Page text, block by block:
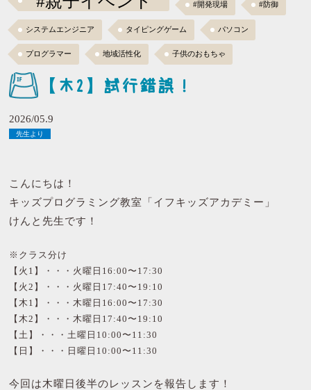
#開発現場 #防御
システムエンジニア タイピングゲーム パソコン
プログラマー 地域活性化 子供のおもちゃ
【木2】試行錯誤！
2026/05.9
先生より
こんにちは！
キッズプログラミング教室「イフキッズアカデミー」
けんと先生です！
※クラス分け
【火1】・・・火曜日16:00〜17:30
【火2】・・・火曜日17:40〜19:10
【木1】・・・木曜日16:00〜17:30
【木2】・・・木曜日17:40〜19:10
【土】・・・土曜日10:00〜11:30
【日】・・・日曜日10:00〜11:30
今回は木曜日後半のレッスンを報告します！